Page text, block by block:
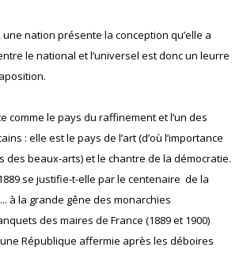
nation présente la conception qu’elle a
le national et l’universel est donc un leurre
comme le pays du raffinement et l’un des
: elle est le pays de l’art (d’où l’importance
des beaux-arts) et le chantre de la démocratie.
se justifie-t-elle par le centenaire de la
à la grande gêne des monarchies
des maires de France (1889 et 1900)
République affermie après les déboires